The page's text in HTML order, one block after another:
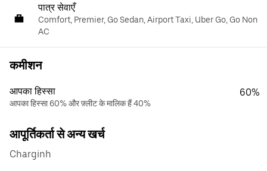
पात्र सेवाएँ
Comfort, Premier, Go Sedan, Airport Taxi, Uber Go, Go Non
AC
कमीशन
आपका हिस्सा
आपका हिस्सा 60% और फ़्लीट के मालिक हैं 40%
60%
आपूर्तिकर्ता से अन्य खर्च
Charginh